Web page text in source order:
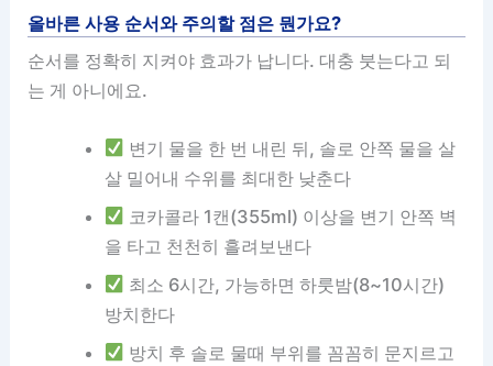
올바른 사용 순서와 주의할 점은 뭔가요?
순서를 정확히 지켜야 효과가 납니다. 대충 붓는다고 되
는 게 아니에요.
변기 물을 한 번 내린 뒤, 솔로 안쪽 물을 살
살 밀어내 수위를 최대한 낮춘다
코카콜라 1캔(355ml) 이상을 변기 안쪽 벽
을 타고 천천히 흘려보낸다
최소 6시간, 가능하면 하룻밤(8~10시간)
방치한다
방치 후 솔로 물때 부위를 꼼꼼히 문지르고